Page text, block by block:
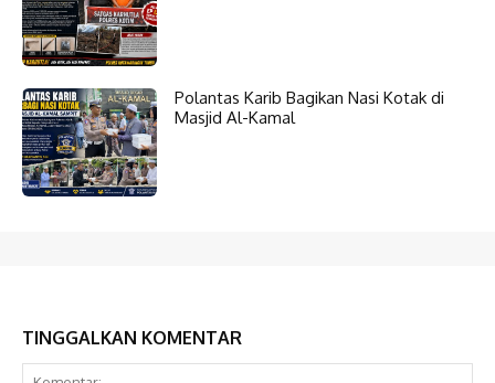
Polantas Karib Bagikan Nasi Kotak di
Masjid Al-Kamal
TINGGALKAN KOMENTAR